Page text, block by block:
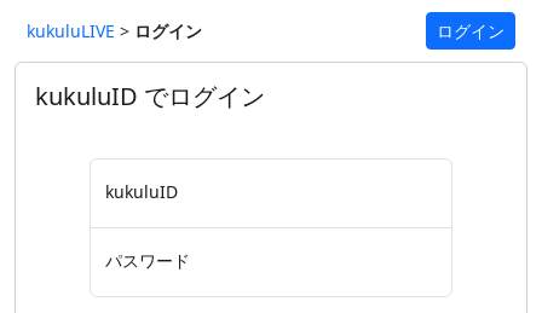
kukuluLIVE > ログイン ログイン
kukuluID でログイン
kukuluID
パスワード